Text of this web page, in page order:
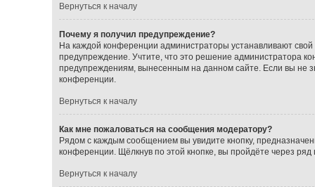
Вернуться к началу
Почему я получил предупреждение?
На каждой конференции администраторы устанавливают
предупреждение. Учтите, что это решение администратора
предупреждениям, вынесенным на данном сайте. Если вы не
конференции.
Вернуться к началу
Как мне пожаловаться на сообщения модератору?
Рядом с каждым сообщением вы увидите кнопку,
конференции. Щёлкнув по этой кнопке, вы пройдёте через
Вернуться к началу